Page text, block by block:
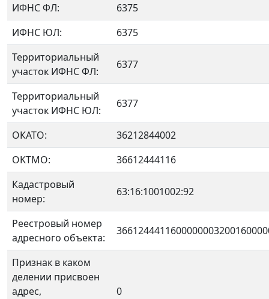
ИФНС ФЛ:
6375
ИФНС ЮЛ:
6375
Территориальный
участок ИФНС ФЛ:
6377
Территориальный
участок ИФНС ЮЛ:
6377
ОКАТО:
36212844002
OKTMO:
36612444116
Кадастровый
номер:
63:16:1001002:92
Реестровый номер
адресного объекта:
Признак в каком
делении присвоен
адрес,
0